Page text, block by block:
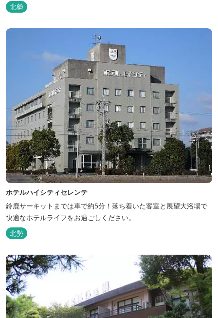
北勢
ホテルハイシティセレンテ
鈴鹿サーキットまでは車で約5分！落ち着いた客室と展望大浴場で
快適なホテルライフをお過ごしください。
北勢